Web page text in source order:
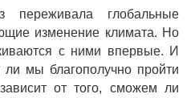
глобальные
изменение климата. Но
с ними впервые. И
мы благополучно пройти
от того, сможем ли